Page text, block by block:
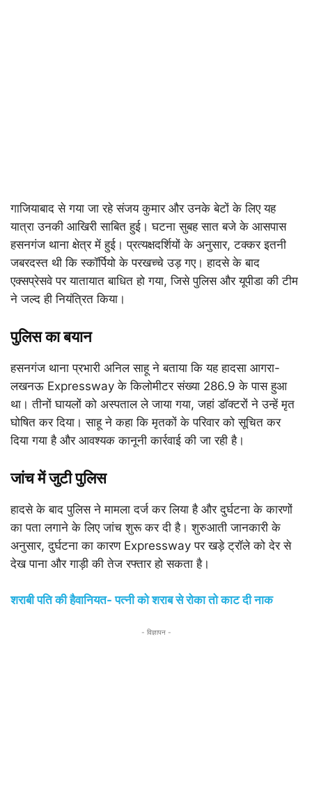
गाजियाबाद से गया जा रहे संजय कुमार और उनके बेटों के लिए यह
यात्रा उनकी आखिरी साबित हुई। घटना सुबह सात बजे के आसपास
हसनगंज थाना क्षेत्र में हुई। प्रत्यक्षदर्शियों के अनुसार, टक्कर इतनी
जबरदस्त थी कि स्कॉर्पियो के परखच्चे उड़ गए। हादसे के बाद
एक्सप्रेसवे पर यातायात बाधित हो गया, जिसे पुलिस और यूपीडा की टीम
ने जल्द ही नियंत्रित किया।
पुलिस का बयान
हसनगंज थाना प्रभारी अनिल साहू ने बताया कि यह हादसा आगरा-
लखनऊ Expressway के किलोमीटर संख्या 286.9 के पास हुआ
था। तीनों घायलों को अस्पताल ले जाया गया, जहां डॉक्टरों ने उन्हें मृत
घोषित कर दिया। साहू ने कहा कि मृतकों के परिवार को सूचित कर
दिया गया है और आवश्यक कानूनी कार्रवाई की जा रही है।
जांच में जुटी पुलिस
हादसे के बाद पुलिस ने मामला दर्ज कर लिया है और दुर्घटना के कारणों
का पता लगाने के लिए जांच शुरू कर दी है। शुरुआती जानकारी के
अनुसार, दुर्घटना का कारण Expressway पर खड़े ट्रॉले को देर से
देख पाना और गाड़ी की तेज रफ्तार हो सकता है।
शराबी पति की हैवानियत- पत्नी को शराब से रोका तो काट दी नाक
- विज्ञापन -